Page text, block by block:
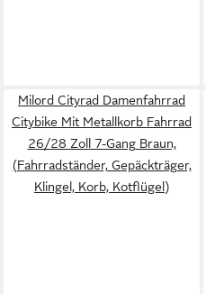
Milord Cityrad Damenfahrrad
Citybike Mit Metallkorb Fahrrad
26/28 Zoll 7-Gang Braun,
(Fahrradständer, Gepäckträger,
Klingel, Korb, Kotflügel)